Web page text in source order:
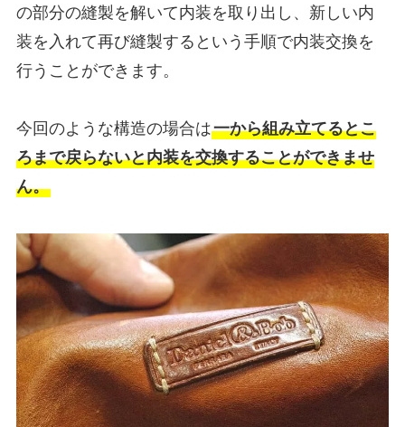
の部分の縫製を解いて内装を取り出し、新しい内
装を入れて再び縫製するという手順で内装交換を
行うことができます。
今回のような構造の場合は一から組み立てるとこ
ろまで戻らないと内装を交換することができませ
ん。